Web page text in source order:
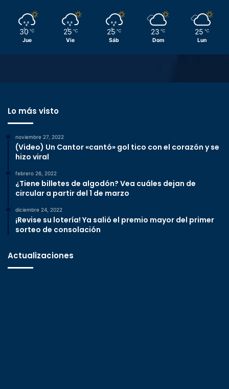
30 ℃
Jue
25 ℃
Vie
25 ℃
Sáb
23 ℃
Dom
25 ℃
Lun
Lo más visto
noviembre 27, 2022
(Video) Un Cantor «cantó» gol tico con el corazón y se
hizo viral
febrero 26, 2022
¿Tiene billetes de algodón? Vea cuáles dejan de
circular a partir del 1 de marzo
diciembre 24, 2022
¡Revise su lotería! Ya salió el premio mayor del primer
sorteo de consolación
Actualizaciones